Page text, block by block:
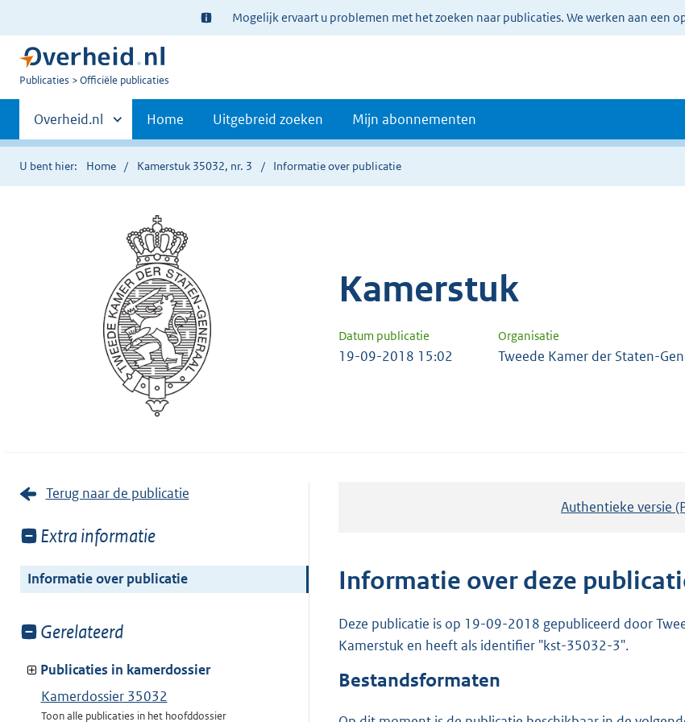
Ter
informatie:
Mogelijk ervaart u problemen met het zoeken naar publicaties. We werken aan een
U
Publicaties Officiële publicaties
Primaire
navigatie
Andere
sites
binnen
Overheid.nl Home Uitgebreid zoeken Mijn abonnementen
U bent hier: Home Kamerstuk 35032, nr. 3 Informatie over publicatie
Kamerstuk
Datum publicatie Organisatie
19-09-2018 15:02 Tweede Kamer der Staten-
Terug naar de publicatie
Toon
van:
Extra informatie
Informatie over publicatie
Toon
van:
Gerelateerd
Publicaties in kamerdossier
Kamerdossier 35032
Toon alle publicaties in het hoofddossier
Authentieke versie
Informatie over deze
Deze publicatie is op 19-09-2018 gepubliceerd door
Kamerstuk en heeft als identifier "kst-35032-3".
Bestandsformaten